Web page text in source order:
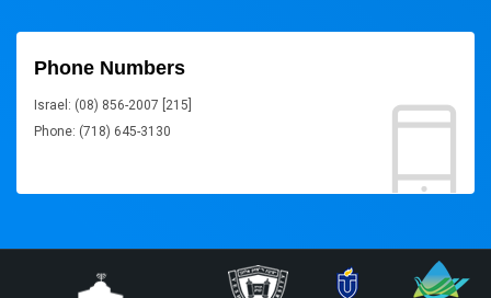
Phone Numbers
Israel: (08) 856-2007 [215]
Phone: (718) 645-3130